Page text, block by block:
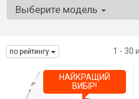
Выберите модель
по рейтингу 1 - 30
НАЙКРАЩИЙ
ВИБІР!